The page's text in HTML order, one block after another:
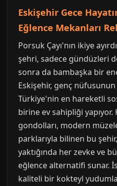
Eskişehir Gece
Eğlence Mekanları
Porsuk Çayı'nın ikiye
şehri, sadece gündüzleri
sonra da bambaşka bir
Eskişehir, genç
Türkiye'nin en hareketli
birine ev sahipliği yapıyor.
gondolları, modern
parklarıyla bilinen bu şehir,
yaktığında her zevke ve
eğlence alternatifi sunar.
kaliteli bir kokteyl